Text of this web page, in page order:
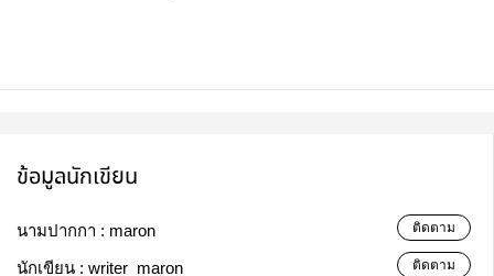
ข้อมูลนักเขียน
นามปากกา : maron ติดตาม
นักเขียน : writer_maron ติดตาม